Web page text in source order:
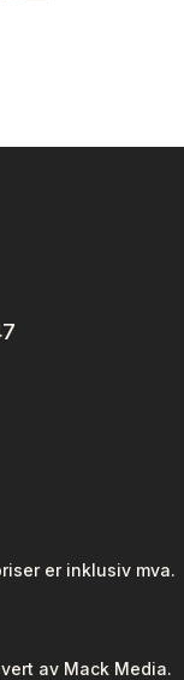
er inklusiv mva.
av Mack Media.